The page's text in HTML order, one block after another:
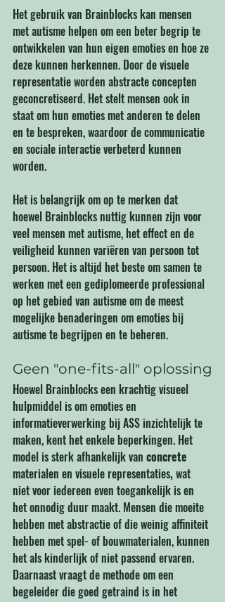
Het gebruik van Brainblocks kan mensen
met autisme helpen om een ​​beter begrip te
ontwikkelen van hun eigen emoties en hoe ze
deze kunnen herkennen. Door de visuele
representatie worden abstracte concepten
geconcretiseerd. Het stelt mensen ook in
staat om hun emoties met anderen te delen
en te bespreken, waardoor de communicatie
en sociale interactie verbeterd kunnen
worden.
Het is belangrijk om op te merken dat
hoewel Brainblocks nuttig kunnen zijn voor
veel mensen met autisme, het effect en de
veiligheid kunnen variëren van persoon tot
persoon. Het is altijd het beste om samen te
werken met een gediplomeerde professional
op het gebied van autisme om de meest
mogelijke benaderingen om emoties bij
autisme te begrijpen en te beheren.
Geen "one-fits-all" oplossing
Hoewel Brainblocks een krachtig visueel
hulpmiddel is om emoties en
informatieverwerking bij ASS inzichtelijk te
maken, kent het enkele beperkingen. Het
model is sterk afhankelijk van concrete
materialen en visuele representaties, wat
niet voor iedereen even toegankelijk is en
het onnodig duur maakt. Mensen die moeite
hebben met abstractie of die weinig affiniteit
hebben met spel- of bouwmaterialen, kunnen
het als kinderlijk of niet passend ervaren.
Daarnaast vraagt de methode om een
begeleider die goed getraind is in het